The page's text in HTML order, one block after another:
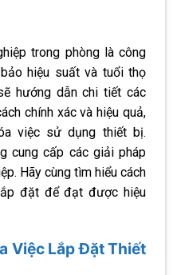
trong phòng là công
hiệu suất và tuổi thọ
hướng dẫn chi tiết các
chính xác và hiệu quả,
việc sử dụng thiết bị.
cung cấp các giải pháp
Hãy cùng tìm hiểu cách
đặt để đạt được hiệu
Việc Lắp Đặt Thiết